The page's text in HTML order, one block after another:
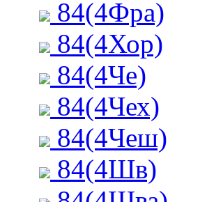
84(4Фра)
84(4Хор)
84(4Че)
84(4Чех)
84(4Чеш)
84(4Шв)